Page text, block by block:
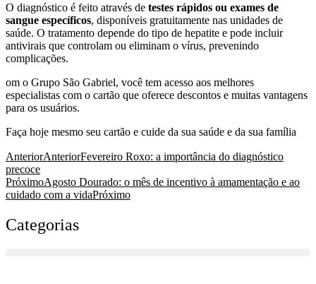
O diagnóstico é feito através de testes rápidos ou exames de
sangue específicos, disponíveis gratuitamente nas unidades de
saúde. O tratamento depende do tipo de hepatite e pode incluir
antivirais que controlam ou eliminam o vírus, prevenindo
complicações.
om o Grupo São Gabriel, você tem acesso aos melhores
especialistas com o cartão que oferece descontos e muitas vantagens
para os usuários.
Faça hoje mesmo seu cartão e cuide da sua saúde e da sua família
AnteriorAnteriorFevereiro Roxo: a importância do diagnóstico
precoce
PróximoAgosto Dourado: o mês de incentivo à amamentação e ao
cuidado com a vidaPróximo
Categorias